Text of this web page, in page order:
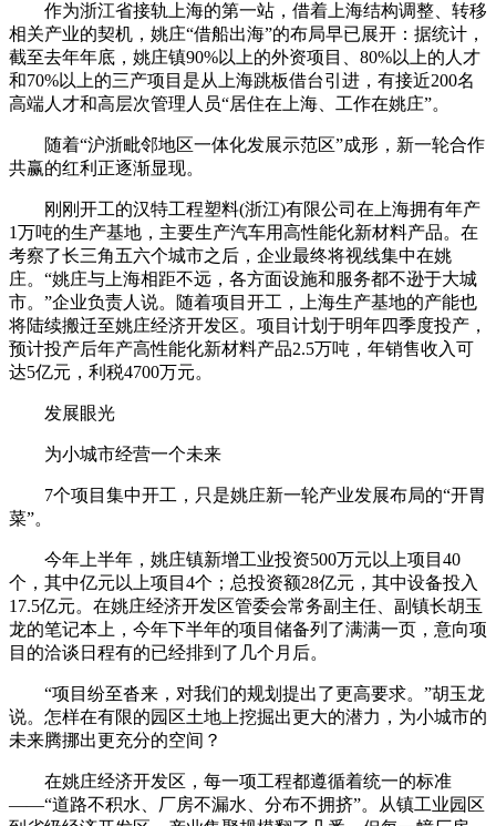
作为浙江省接轨上海的第一站，借着上海结构调整、转移
相关产业的契机，姚庄“借船出海”的布局早已展开：据统计，
截至去年年底，姚庄镇90%以上的外资项目、80%以上的人才
和70%以上的三产项目是从上海跳板借台引进，有接近200名
高端人才和高层次管理人员“居住在上海、工作在姚庄”。
随着“沪浙毗邻地区一体化发展示范区”成形，新一轮合作
共赢的红利正逐渐显现。
刚刚开工的汉特工程塑料(浙江)有限公司在上海拥有年产
1万吨的生产基地，主要生产汽车用高性能化新材料产品。在
考察了长三角五六个城市之后，企业最终将视线集中在姚
庄。“姚庄与上海相距不远，各方面设施和服务都不逊于大城
市。”企业负责人说。随着项目开工，上海生产基地的产能也
将陆续搬迁至姚庄经济开发区。项目计划于明年四季度投产，
预计投产后年产高性能化新材料产品2.5万吨，年销售收入可
达5亿元，利税4700万元。
发展眼光
为小城市经营一个未来
7个项目集中开工，只是姚庄新一轮产业发展布局的“开胃
菜”。
今年上半年，姚庄镇新增工业投资500万元以上项目40
个，其中亿元以上项目4个；总投资额28亿元，其中设备投入
17.5亿元。在姚庄经济开发区管委会常务副主任、副镇长胡玉
龙的笔记本上，今年下半年的项目储备列了满满一页，意向项
目的洽谈日程有的已经排到了几个月后。
“项目纷至沓来，对我们的规划提出了更高要求。”胡玉龙
说。怎样在有限的园区土地上挖掘出更大的潜力，为小城市的
未来腾挪出更充分的空间？
在姚庄经济开发区，每一项工程都遵循着统一的标准
——“道路不积水、厂房不漏水、分布不拥挤”。从镇工业园区